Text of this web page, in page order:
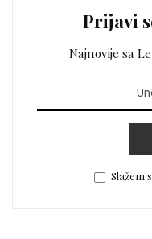
Prijavi
Najnovije sa
Slažem